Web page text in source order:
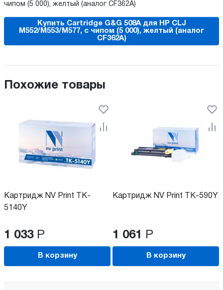
чипом (5 000), желтый (аналог CF362A)
Купить Cartridge G&G 508A для HP CLJ
M552/M553/M577, с чипом (5 000), желтый (аналог
CF362A)
Похожие товары
Картридж NV Print TK-
5140Y
1 033 Р
В корзину
Картридж NV Print TK-590Y
1 061 Р
В корзину